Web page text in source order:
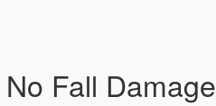
No Fall Damage